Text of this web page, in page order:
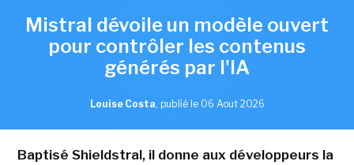
Mistral dévoile un modèle ouvert
pour contrôler les contenus
générés par l'IA
Louise Costa, publié le 06 Aout 2026
Baptisé Shieldstral, il donne aux développeurs la